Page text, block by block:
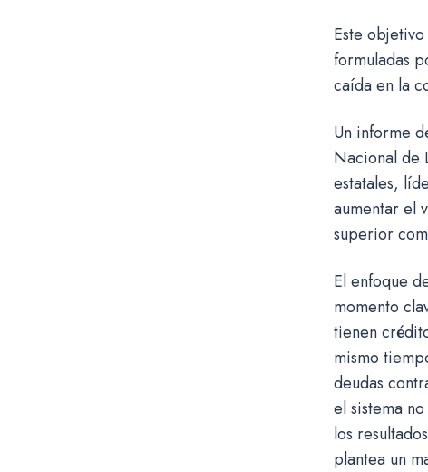
Este
formuladas
caída en la
Un informe
Nacional de
estatales,
aumentar el
superior
El enfoque
momento
tienen
mismo
deudas
el sistema
los
plantea un